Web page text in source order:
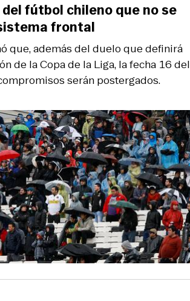
que, además del duelo que definirá
de la Copa de la Liga, la fecha 16 del
serán postergados.
fútbol chileno que no se
frontal